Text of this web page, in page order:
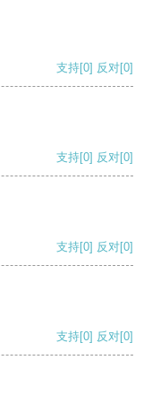
支持[0] 反对[0]
支持[0] 反对[0]
支持[0] 反对[0]
支持[0] 反对[0]